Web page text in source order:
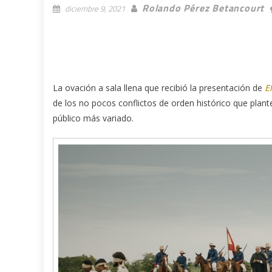
diciembre 9, 2021 Rolando Pérez Betancourt
La ovación a sala llena que recibió la presentación de
de los no pocos conflictos de orden histórico que
público más variado.